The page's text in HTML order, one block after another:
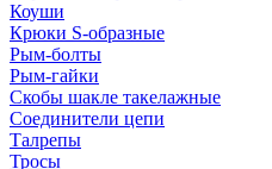
Коуши
Крюки S-образные
Рым-болты
Рым-гайки
Скобы шакле такелажные
Соединители цепи
Талрепы
Тросы